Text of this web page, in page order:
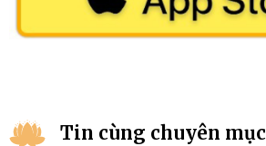
Tin cùng chuyên mục